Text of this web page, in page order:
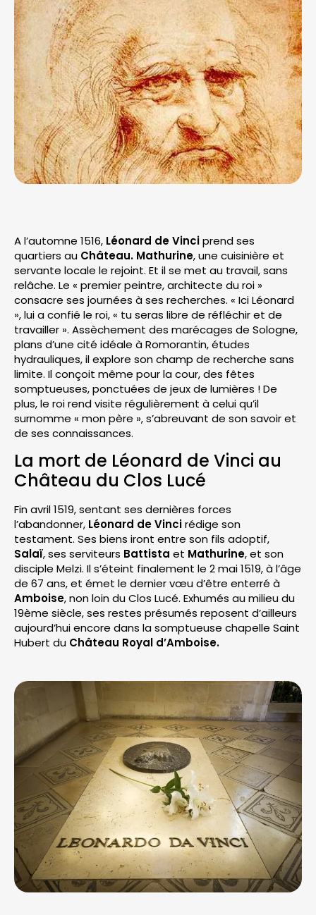
A l’automne 1516, Léonard de Vinciprend ses
quartiers au Château. Mathurine, une cuisinière et
servante locale le rejoint. Et il se met au travail, sans
relâche. Le « premier peintre, architecte du roi »
consacre ses journées à ses recherches. « Ici Léonard
», lui a confié le roi, « tu seras libre de réfléchir et de
travailler ». Assèchement des marécages de Sologne,
plans d’une cité idéale à Romorantin, études
hydrauliques, il explore son champ de recherche sans
limite. Il conçoit même pour la cour, des fêtes
somptueuses, ponctuées de jeux de lumières ! De
plus, le roi rend visite régulièrement à celui qu’il
surnomme « mon père », s’abreuvant de son savoir et
de ses connaissances.
La mort de Léonard de Vinci au
Château du Clos Lucé
Fin avril 1519, sentant ses dernières forces
l’abandonner, Léonard de Vincirédige son
testament. Ses biens iront entre son fils adoptif,
Salaï, ses serviteurs Battista et Mathurine, et son
disciple Melzi. Il s’éteint finalement le 2 mai 1519, à l’âge
de 67 ans, et émet le dernier vœu d’être enterré à
Amboise, non loin du Clos Lucé. Exhumés au milieu du
19ème siècle, ses restes présumés reposent d’ailleurs
aujourd’hui encore dans la somptueuse chapelle Saint
Hubert du Château Royal d’Amboise.